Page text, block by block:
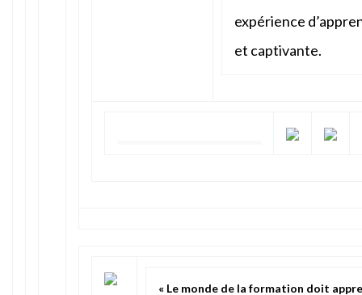
expérience
et captivante.
« Le monde de la formation doit